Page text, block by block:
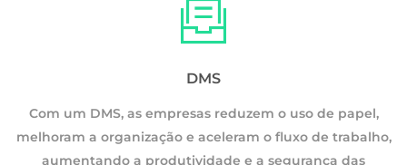
DMS
Com um DMS, as empresas reduzem o uso de papel,
melhoram a organização e aceleram o fluxo de trabalho,
aumentando a produtividade e a segurança das